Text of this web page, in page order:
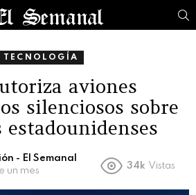
TECNOLOGÍA
aviones
silenciosos sobre
estadounidenses
- El Semanal
un mes
34k Vistas